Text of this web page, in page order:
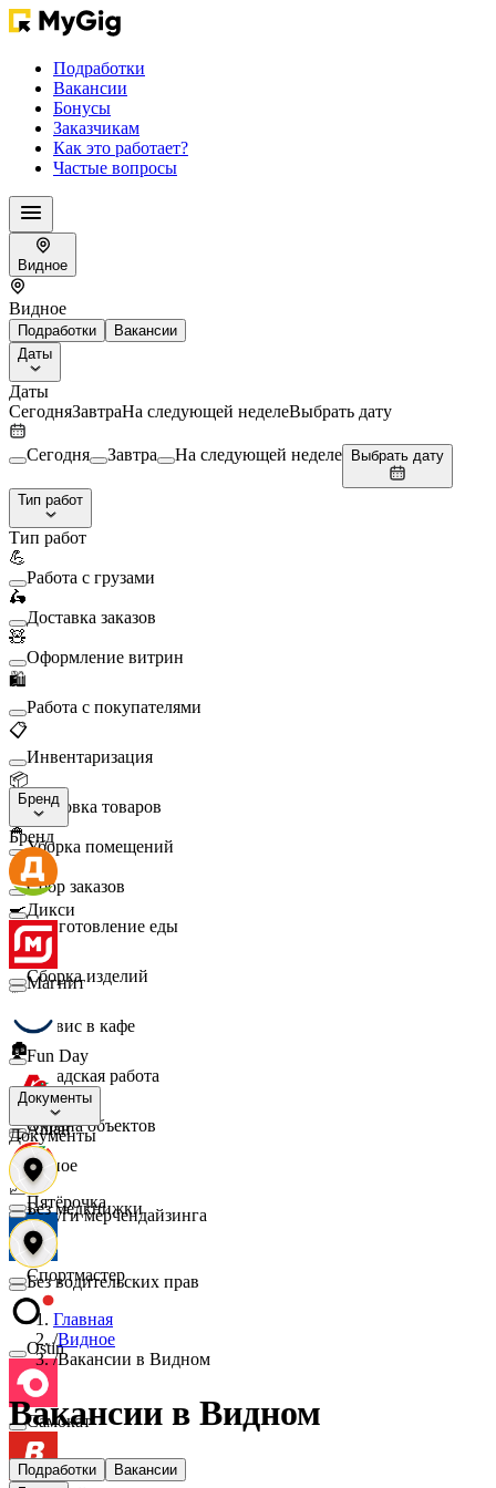
Подработки
Вакансии
Бонусы
Заказчикам
Как это работает?
Частые вопросы
Видное
Видное
Подработки
Вакансии
Даты
Даты
СегодняЗавтраНа следующей неделеВыбрать дату
Сегодня Завтра На следующей неделе Выбрать дату
Тип работ
Тип работ
💪
Работа с грузами
🛵
Доставка заказов
🧸
Оформление витрин
🛍️
Работа с покупателями
📋
Инвентаризация
📦
Упаковка товаров
🧹
Уборка помещений
🛒
Сбор заказов
🍳
Приготовление еды
🛠️
Сборка изделий
☕
Сервис в кафе
🏚️
Складская работа
🛡️
Охрана объектов
🔎
Разное
📈
Услуги мерчендайзинга
Бренд
Бренд
Дикси
Магнит
Fun Day
Ашан
Пятёрочка
Спортмастер
Ostin
Самокат
Документы
Документы
Без медкнижки
Без водительских прав
Главная
/Видное
/Вакансии в Видном
Вакансии в Видном
Подработки
Вакансии